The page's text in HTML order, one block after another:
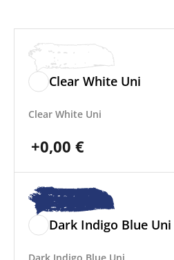
Clear White Uni
Clear White Uni
+0,00 €
Dark Indigo Blue Uni